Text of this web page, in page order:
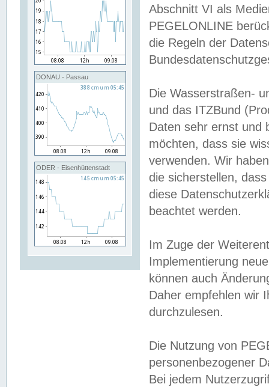
DONAU - Passau
ODER - Eisenhüttenstadt
Abschnitt VI als
PEGELONLINE
die Regeln der
Die Wasserstraßen-
und das ITZBund
Daten sehr ernst und
möchten, dass sie
verwenden. Wir
die sicherstellen,
diese
beachtet werden.
Im Zuge der
Implementierung
können auch
Daher empfehlen wir
durchzulesen.
Die Nutzung von
personenbezogener
Bei jedem